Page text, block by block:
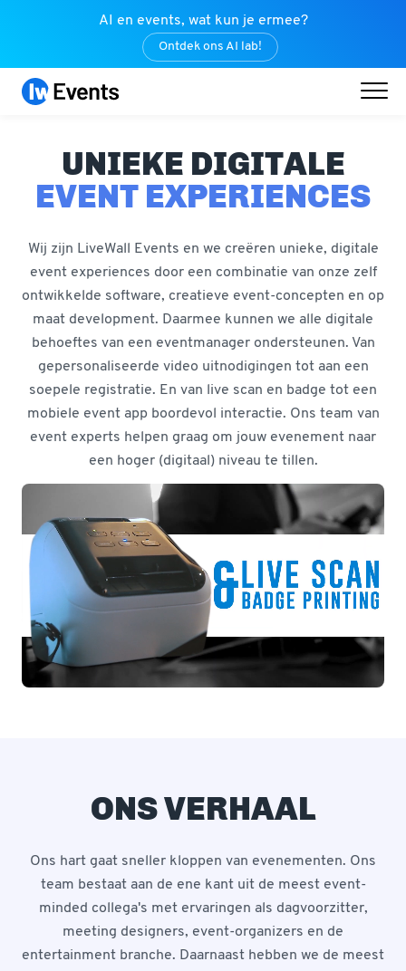
AI en events, wat kun je ermee?
Ontdek ons AI lab!
UNIEKE DIGITALE
EVENT EXPERIENCES
Wij zijn LiveWall Events en we creëren unieke, digitale
event experiences door een combinatie van onze zelf
ontwikkelde software, creatieve event-concepten en op
maat development. Daarmee kunnen we alle digitale
behoeftes van een eventmanager ondersteunen. Van
gepersonaliseerde video uitnodigingen tot aan een
soepele registratie. En van live scan en badge tot een
mobiele event app boordevol interactie. Ons team van
event experts helpen graag om jouw evenement naar
een hoger (digitaal) niveau te tillen.
ONS VERHAAL
Ons hart gaat sneller kloppen van evenementen. Ons
team bestaat aan de ene kant uit de meest event-
minded collega's met ervaringen als dagvoorzitter,
meeting designers, event-organizers en de
entertainment branche. Daarnaast hebben we de meest